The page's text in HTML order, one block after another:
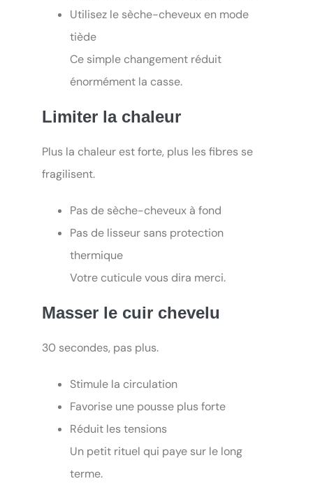
Utilisez le sèche-cheveux en mode
tiède
Ce simple changement réduit
énormément la casse.
Limiter la chaleur
Plus la chaleur est forte, plus les fibres se
fragilisent.
Pas de sèche-cheveux à fond
Pas de lisseur sans protection
thermique
Votre cuticule vous dira merci.
Masser le cuir chevelu
30 secondes, pas plus.
Stimule la circulation
Favorise une pousse plus forte
Réduit les tensions
Un petit rituel qui paye sur le long
terme.